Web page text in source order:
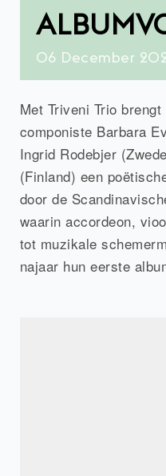
06 December
Met Triveni Trio
componiste Barbara
Ingrid Rodebjer
(Finland) een
door de
waarin accordeon,
tot muzikale
najaar hun eerste